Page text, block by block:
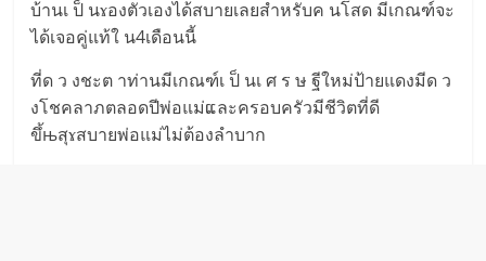
บ้านเ ป็ นɤองตัวเองได้สบายเลยสำหรับค นโสด มีเกณฑ์จะ
ได้เจอคู่แท้ใ น4เดือนนี้
ที่ด ว งชะต าท่านมีเกณฑ์เ ป็ นเ ศ ร ษ ฐีใหม่ป้ายแดงมีด ว
งโชคลาภตลอดปีพ่อแม่ແละครอบครัวมีชีวิตที่ดี
ขึ้њสุɤสบายพ่อแม่ไม่ต้องลำบาก